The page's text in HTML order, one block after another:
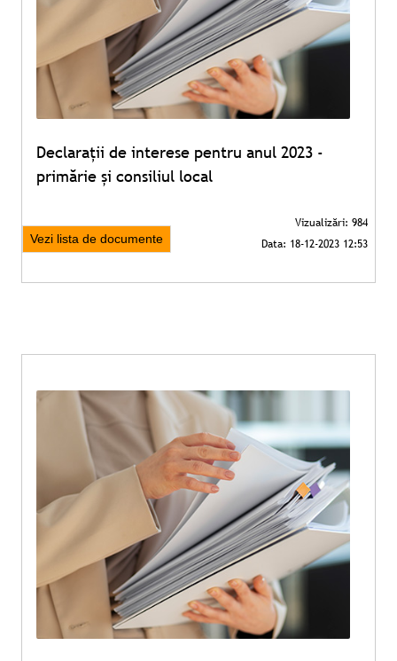
Declarații de interese pentru anul 2023 -
primărie și consiliul local
Vezi lista de documente